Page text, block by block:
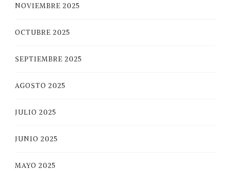
NOVIEMBRE 2025
OCTUBRE 2025
SEPTIEMBRE 2025
AGOSTO 2025
JULIO 2025
JUNIO 2025
MAYO 2025